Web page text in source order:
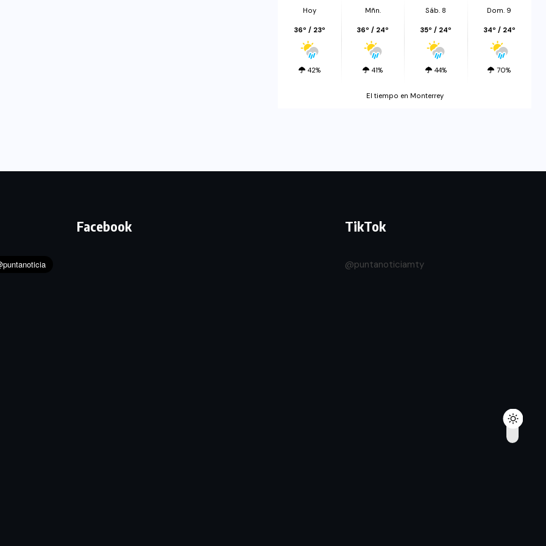
Hoy
36º / 23º
42%
Mñn.
36º / 24º
41%
Sáb. 8
35º / 24º
44%
Dom. 9
34º / 24º
70%
El tiempo en Monterrey
Facebook TikTok
@puntanoticiamty